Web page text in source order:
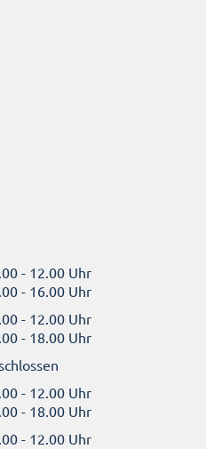
- 12.00 Uhr
- 16.00 Uhr
- 12.00 Uhr
- 18.00 Uhr
- 12.00 Uhr
- 18.00 Uhr
- 12.00 Uhr